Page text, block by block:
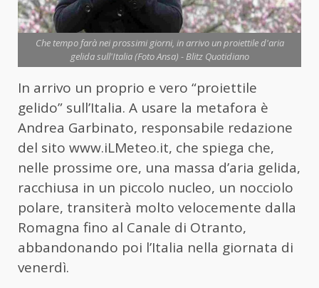
Che tempo farà nei prossimi giorni, in arrivo un proiettile d'aria
gelida sull'Italia (Foto Ansa) - Blitz Quotidiano
In arrivo un proprio e vero “proiettile
gelido” sull’Italia. A usare la metafora è
Andrea Garbinato, responsabile redazione
del sito www.iLMeteo.it, che spiega che,
nelle prossime ore, una massa d’aria gelida,
racchiusa in un piccolo nucleo, un nocciolo
polare, transiterà molto velocemente dalla
Romagna fino al Canale di Otranto,
abbandonando poi l’Italia nella giornata di
venerdì.